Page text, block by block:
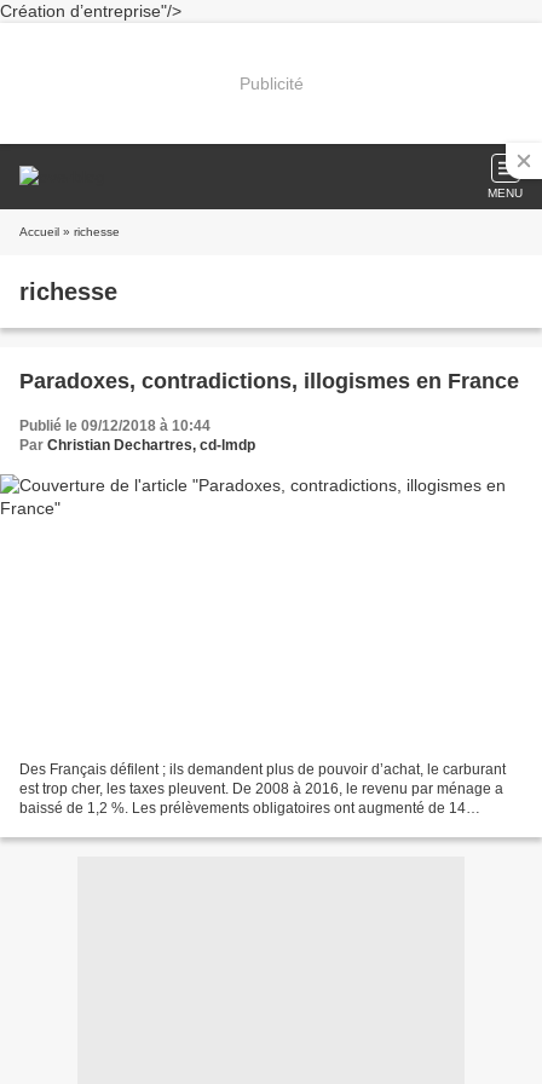
Création d’entreprise"/>
Publicité
MENU
Accueil » richesse
richesse
Paradoxes, contradictions, illogismes en France
Publié le 09/12/2018 à 10:44
Par Christian Dechartres, cd-lmdp
Des Français défilent ; ils demandent plus de pouvoir d’achat, le carburant
est trop cher, les taxes pleuvent. De 2008 à 2016, le revenu par ménage a
baissé de 1,2 %. Les prélèvements obligatoires ont augmenté de 14